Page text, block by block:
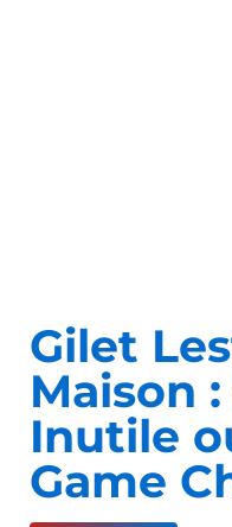
Gilet
Maison
Inutile
Game